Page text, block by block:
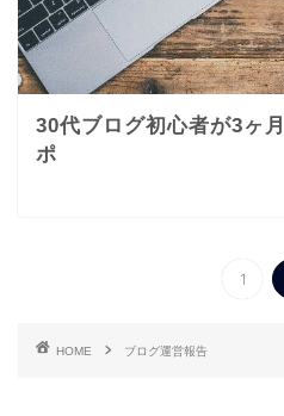
30代ブログ初心者が3ヶ
ポ
1
HOME ブログ運営報告